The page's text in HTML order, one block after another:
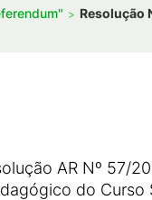
Resolução
AR Nº 57/
do Curso